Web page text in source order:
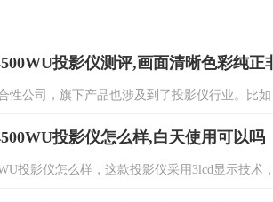
投影仪测评,画面清晰色彩纯正
性公司，旗下产品也涉及到了投影仪行业。比
投影仪怎么样,白天使用可以吗
投影仪怎么样，这款投影仪采用3lcd显示技术